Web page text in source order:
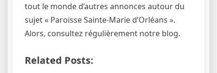
tout le monde d’autres annonces autour du
sujet « Paroisse Sainte-Marie d’Orléans ».
Alors, consultez régulièrement notre blog.
Related Posts: